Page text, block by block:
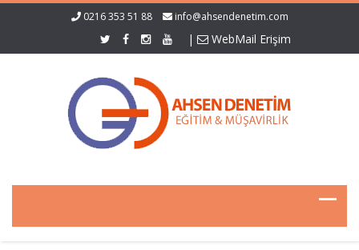
0216 353 51 88 info@ahsendenetim.com
| WebMail Erişim